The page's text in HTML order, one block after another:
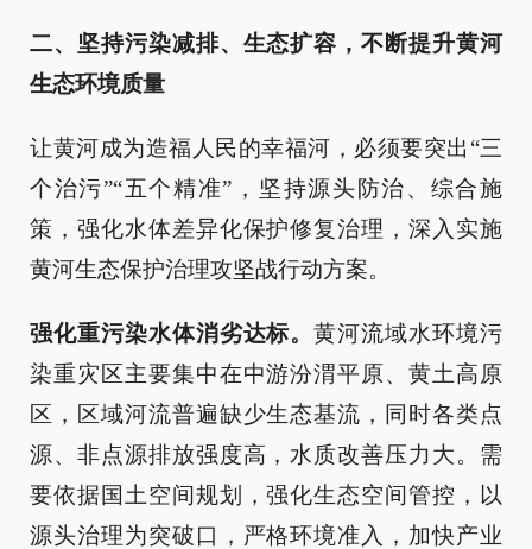
二、坚持污染减排、生态扩容，不断提升黄河
生态环境质量
让黄河成为造福人民的幸福河，必须要突出“三
个治污”“五个精准”，坚持源头防治、综合施
策，强化水体差异化保护修复治理，深入实施
黄河生态保护治理攻坚战行动方案。
强化重污染水体消劣达标。黄河流域水环境污
染重灾区主要集中在中游汾渭平原、黄土高原
区，区域河流普遍缺少生态基流，同时各类点
源、非点源排放强度高，水质改善压力大。需
要依据国土空间规划，强化生态空间管控，以
源头治理为突破口，严格环境准入，加快产业